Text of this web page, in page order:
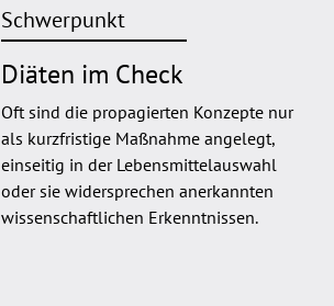
Schwerpunkt
Diäten im Check
Oft sind die propagierten Konzepte nur
als kurzfristige Maßnahme angelegt,
einseitig in der Lebensmittelauswahl
oder sie widersprechen anerkannten
wissenschaftlichen Erkenntnissen.